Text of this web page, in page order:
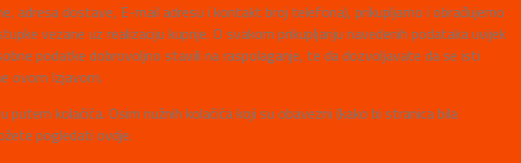
adresa dostave, E-mail adresu i kontakt broj telefona), prikupljamo i obrađujemo
vezane uz realizaciju kupnje. O svakom prikupljanju navedenih podataka uvijek
podatke dobrovoljno stavili na raspolaganje, te da dozvoljavate da se isti
ovom Izjavom.
kolačića. Osim nužnih kolačića koji su obavezni (kako bi stranica bila
pogledati ovdje.